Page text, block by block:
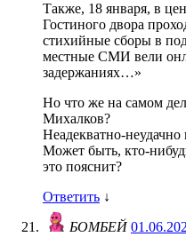
Также, 18 января, в
Гостиного двора
стихийные сборы в
местные СМИ вели
задержаниях…»
Но что же на самом
Михалков?
Неадекватно-
Может быть, кто-
это пояснит?
Ответить ↓
БОМБЕЙ